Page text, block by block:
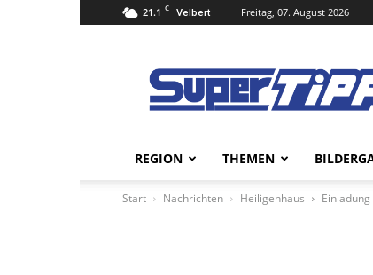
21.1 C Velbert Freitag, 07. August 2026
Tipp
Online
REGION THEMEN
Start Nachrichten Heiligenhaus